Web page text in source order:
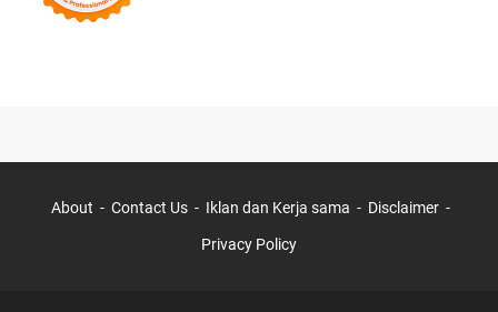
About Contact Us Iklan dan Kerja sama Disclaimer
Privacy Policy